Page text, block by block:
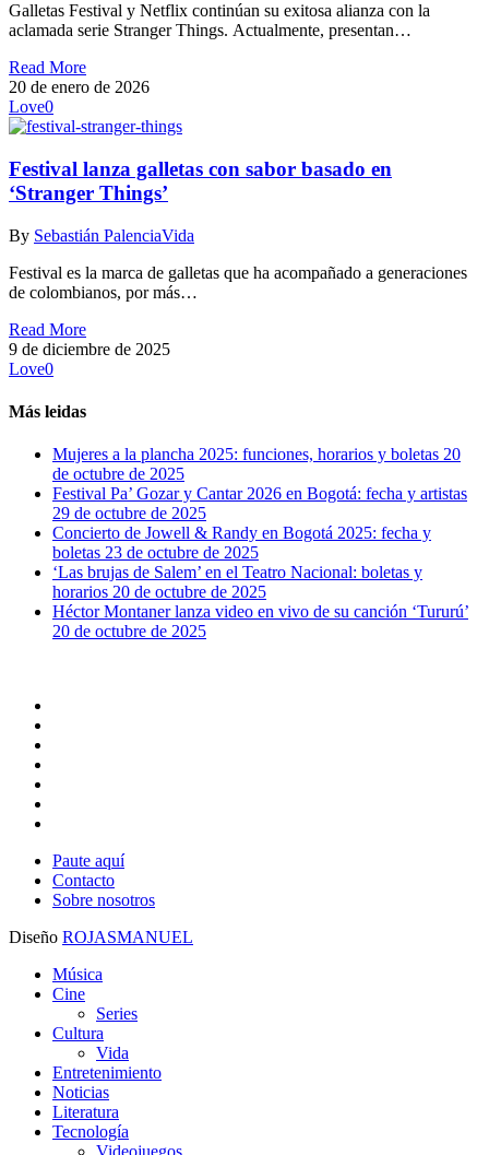
Galletas Festival y Netflix continúan su exitosa alianza con la
aclamada serie Stranger Things. Actualmente, presentan…
Read More
20 de enero de 2026
Love0
Festival lanza galletas con sabor basado en
‘Stranger Things’
By Sebastián PalenciaVida
Festival es la marca de galletas que ha acompañado a generaciones
de colombianos, por más…
Read More
9 de diciembre de 2025
Love0
Más leidas
Mujeres a la plancha 2025: funciones, horarios y boletas 20
de octubre de 2025
Festival Pa’ Gozar y Cantar 2026 en Bogotá: fecha y artistas
29 de octubre de 2025
Concierto de Jowell & Randy en Bogotá 2025: fecha y
boletas 23 de octubre de 2025
‘Las brujas de Salem’ en el Teatro Nacional: boletas y
horarios 20 de octubre de 2025
Héctor Montaner lanza video en vivo de su canción ‘Tururú’
20 de octubre de 2025
Paute aquí
Contacto
Sobre nosotros
Diseño ROJASMANUEL
Close
Menu
Música
Cine
Series
Cultura
Vida
Entretenimiento
Noticias
Literatura
Tecnología
Videojuegos